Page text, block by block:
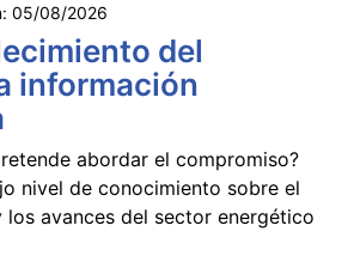
05/08/2026
del
información
abordar el compromiso?
nivel de conocimiento sobre el
avances del sector energético